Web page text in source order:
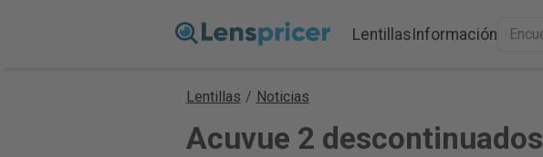
LentillasInformación
Lentillas / Noticias
Acuvue 2 descontinuados